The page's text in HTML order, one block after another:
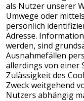
als Nutzer unserer
Umwege oder
persönlich
Adresse.
werden, sind
Ausnahmefällen
allerdings von einer
Zulässigkeit des
Zweck weitgehend
Nutzers abhängig